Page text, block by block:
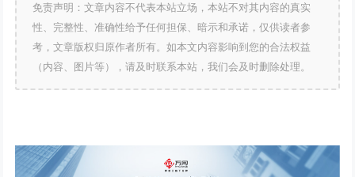
免责声明：文章内容不代表本站立场，本站不对其内容的真实
性、完整性、准确性给予任何担保、暗示和承诺，仅供读者参
考，文章版权归原作者所有。如本文内容影响到您的合法权益
（内容、图片等），请及时联系本站，我们会及时删除处理。